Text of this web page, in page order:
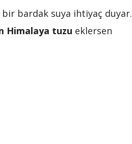
bir bardak suya ihtiyaç duyar.
Himalaya tuzu eklersen